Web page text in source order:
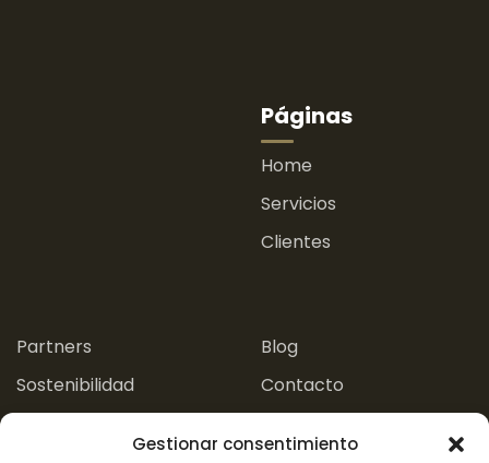
Gestionar consentimiento
Páginas
Home
Servicios
Clientes
Partners
Sostenibilidad
Blog
Contacto